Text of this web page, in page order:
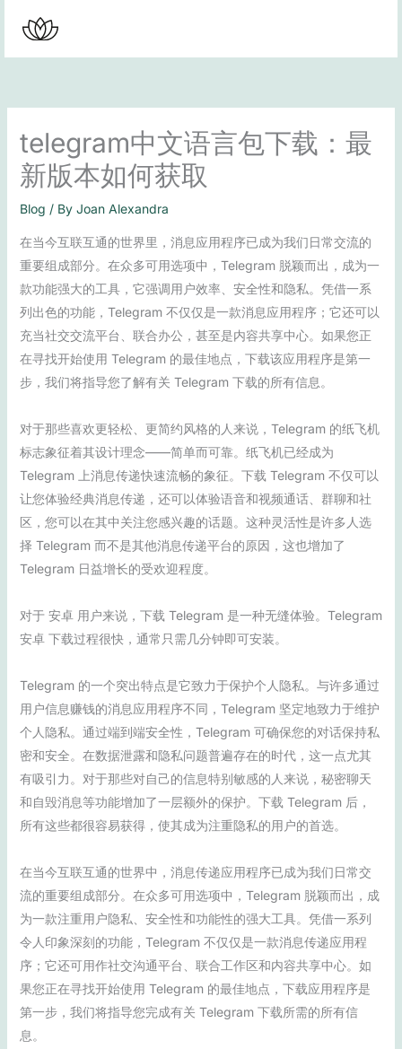
content
telegram中文语言包下载：最
新版本如何获取
Blog / By Joan Alexandra
在当今互联互通的世界里，消息应用程序已成为我们日常交流的
重要组成部分。在众多可用选项中，Telegram 脱颖而出，成为一
款功能强大的工具，它强调用户效率、安全性和隐私。凭借一系
列出色的功能，Telegram 不仅仅是一款消息应用程序；它还可以
充当社交交流平台、联合办公，甚至是内容共享中心。如果您正
在寻找开始使用 Telegram 的最佳地点，下载该应用程序是第一
步，我们将指导您了解有关 Telegram 下载的所有信息。
对于那些喜欢更轻松、更简约风格的人来说，Telegram 的纸飞机
标志象征着其设计理念——简单而可靠。纸飞机已经成为
Telegram 上消息传递快速流畅的象征。下载 Telegram 不仅可以
让您体验经典消息传递，还可以体验语音和视频通话、群聊和社
区，您可以在其中关注您感兴趣的话题。这种灵活性是许多人选
择 Telegram 而不是其他消息传递平台的原因，这也增加了
Telegram 日益增长的受欢迎程度。
对于 安卓 用户来说，下载 Telegram 是一种无缝体验。Telegram
安卓 下载过程很快，通常只需几分钟即可安装。
Telegram 的一个突出特点是它致力于保护个人隐私。与许多通过
用户信息赚钱的消息应用程序不同，Telegram 坚定地致力于维护
个人隐私。通过端到端安全性，Telegram 可确保您的对话保持私
密和安全。在数据泄露和隐私问题普遍存在的时代，这一点尤其
有吸引力。对于那些对自己的信息特别敏感的人来说，秘密聊天
和自毁消息等功能增加了一层额外的保护。下载 Telegram 后，
所有这些都很容易获得，使其成为注重隐私的用户的首选。
在当今互联互通的世界中，消息传递应用程序已成为我们日常交
流的重要组成部分。在众多可用选项中，Telegram 脱颖而出，成
为一款注重用户隐私、安全性和功能性的强大工具。凭借一系列
令人印象深刻的功能，Telegram 不仅仅是一款消息传递应用程
序；它还可用作社交沟通平台、联合工作区和内容共享中心。如
果您正在寻找开始使用 Telegram 的最佳地点，下载应用程序是
第一步，我们将指导您完成有关 Telegram 下载所需的所有信
息。